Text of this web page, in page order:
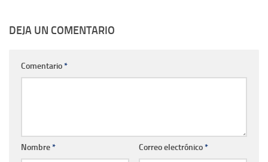
DEJA UN COMENTARIO
Comentario*
Nombre* Correo electrónico*